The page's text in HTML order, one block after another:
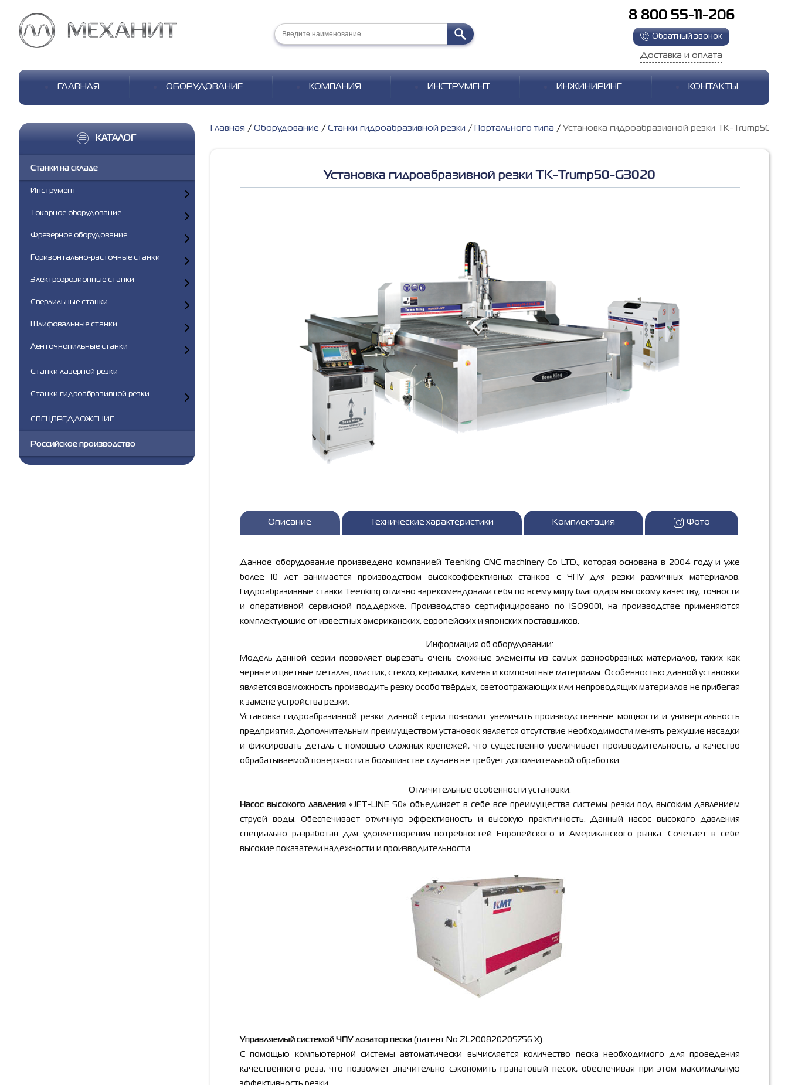
8 800 55-11-206
Обратный звонок
Доставка и оплата
ГЛАВНАЯ ОБОРУДОВАНИЕ КОМПАНИЯ ИНСТРУМЕНТ ИНЖИНИРИНГ КОНТАКТЫ
КАТАЛОГ
Станки на складе
Инструмент
Токарное оборудование
Фрезерное оборудование
Горизонтально-расточные станки
Электроэрозионные станки
Сверлильные станки
Шлифовальные станки
Ленточнопильные станки
Станки лазерной резки
Станки гидроабразивной резки
СПЕЦПРЕДЛОЖЕНИЕ
Российское производство
Главная Оборудование Станки гидроабразивной резки Портального типа Установка гидроабразивной резки TK-Trump50-
Установка гидроабразивной резки TK-Trump50-G3020
Описание Технические характеристики Комплектация Фото
Данное оборудование произведено компанией Teenking CNC machinery Co LTD., которая основана в 2004 году и уже
более 10 лет занимается производством высокоэффективных станков с ЧПУ для резки различных материалов.
Гидроабразивные станки Teenking отлично зарекомендовали себя по всему миру благодаря высокому качеству, точности
и оперативной сервисной поддержке. Производство сертифицировано по ISO9001, на производстве применяются
комплектующие от известных американских, европейских и японских поставщиков.
Информация об оборудовании:
Модель данной серии позволяет вырезать очень сложные элементы из самых разнообразных материалов, таких как
черные и цветные металлы, пластик, стекло, керамика, камень и композитные материалы. Особенностью данной установки
является возможность производить резку особо твёрдых, светоотражающих или непроводящих материалов не прибегая
к замене устройства резки.
Установка гидроабразивной резки данной серии позволит увеличить производственные мощности и универсальность
предприятия. Дополнительным преимуществом установок является отсутствие необходимости менять режущие насадки
и фиксировать деталь с помощью сложных крепежей, что существенно увеличивает производительность, а качество
обрабатываемой поверхности в большинстве случаев не требует дополнительной обработки.
Отличительные особенности установки:
Насос высокого давления « JET-LINE 50» объединяет в себе все преимущества системы резки под высоким давлением
струей воды. Обеспечивает отличную эффективность и высокую практичность. Данный насос высокого давления
специально разработан для удовлетворения потребностей Европейского и Американского рынка. Сочетает в себе
высокие показатели надежности и производительности.
Управляемый системой ЧПУ дозатор песка (патент No ZL200820205756.X).
С помощью компьютерной системы автоматически вычисляется количество песка необходимого для проведения
качественного реза, что позволяет значительно сэкономить гранатовый песок, обеспечивая при этом максимальную